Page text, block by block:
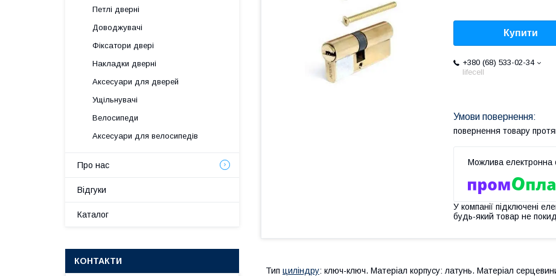
Купити
+380 (68) 533-02-34
lifecell
повернення товару
У компанії підключені
будь-який товар не
Тип циліндру: ключ-ключ. Матеріал корпусу: латунь. Матеріал
Петлі дверні
Доводжувачі
Фіксатори двері
Накладки дверні
Аксесуари для дверей
Ущільнувачі
Велосипеди
Аксесуари для велосипедів
Про нас
Відгуки
Каталог
КОНТАКТИ